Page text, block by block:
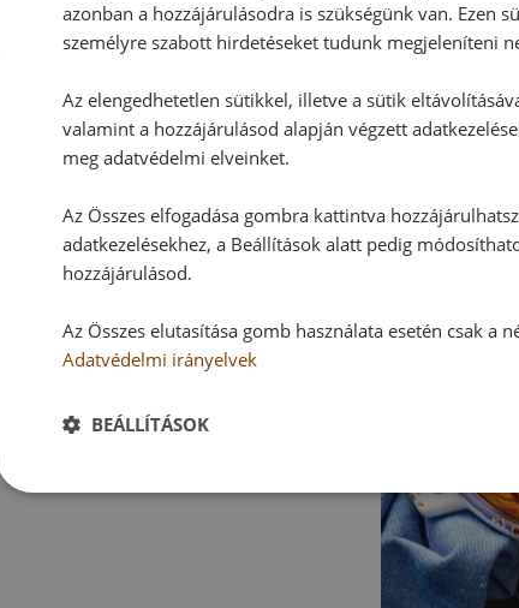
található:
Öntet:
A Pikáns
A Pikáns
azonban a hozzájárulásodra is szükségünk van. Ezen
személyre szabott hirdetéseket tudunk megjeleníteni
Az elengedhetetlen sütikkel, illetve a sütik
valamint a hozzájárulásod alapján végzett
meg adatvédelmi elveinket.
Az Összes elfogadása gombra kattintva
adatkezelésekhez, a Beállítások alatt pedig
hozzájárulásod.
Az Összes elutasítása gomb használata esetén csak a
Adatvédelmi irányelvek
BEÁLLÍTÁSOK